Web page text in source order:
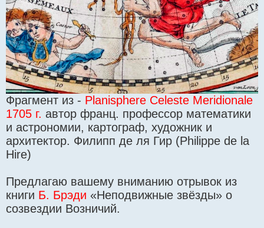
Фрагмент из - Planisphere Celeste Meridionale
1705 г. автор франц. профессор математики
и астрономии, картограф, художник и
архитектор. Филипп де ля Гир (Philippe de la
Hire)
Предлагаю вашему вниманию отрывок из
книги Б. Брэди «Неподвижные звёзды» о
созвездии Возничий.